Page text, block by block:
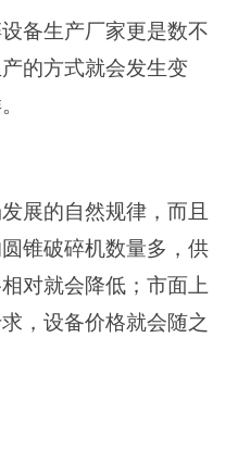
备生产厂家更是数不
的方式就会发生变
展的自然规律，而且
锥破碎机数量多，供
对就会降低；市面上
，设备价格就会随之